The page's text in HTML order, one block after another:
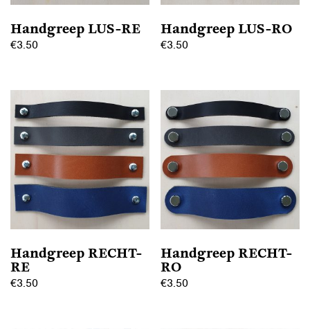
Handgreep LUS-RE
€3.50
meerdere
variaties.
Deze
optie
kan
gekozen
worden
de
productpagina
Handgreep LUS-RO
€3.50
meerdere
variaties.
Deze
optie
kan
gekozen
worden
de
productpagina
Handgreep RECHT-
RE
€3.50
Handgreep RECHT-
RO
€3.50